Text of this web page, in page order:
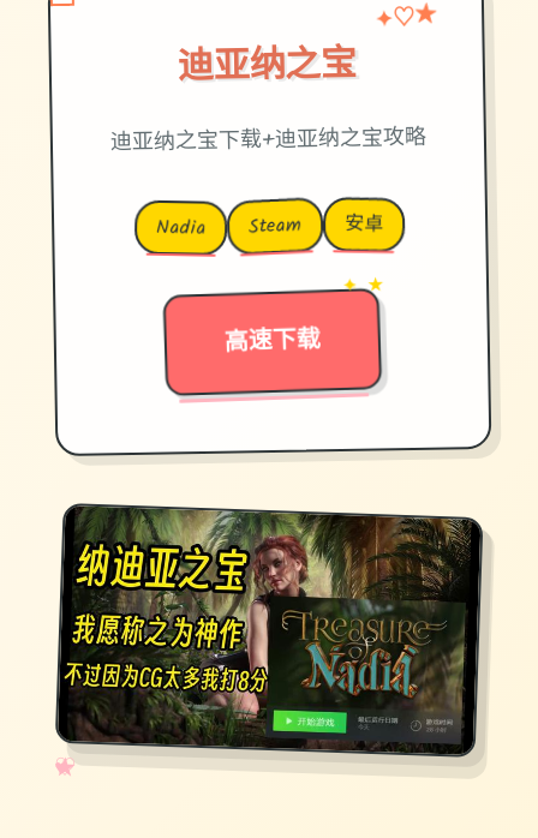
迪亚纳之宝
✦♡★
迪亚纳之宝下载+迪亚纳之宝攻略
Nadia Steam 安卓
高速下载
→
✦ ★
✧
♡
★
♥